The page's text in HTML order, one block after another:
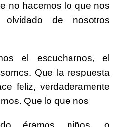
no hacemos lo que nos
de nosotros
el escucharnos, el
Que la respuesta
feliz, verdaderamente
Que lo que nos